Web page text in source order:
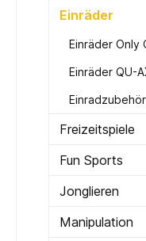
Einräder
Einräder Only
Einräder QU-
Einradzubehör
Freizeitspiele
Fun Sports
Jonglieren
Manipulation